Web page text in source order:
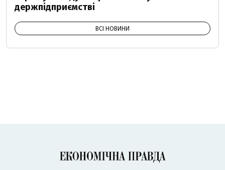
держпідприємстві
ВСІ НОВИНИ